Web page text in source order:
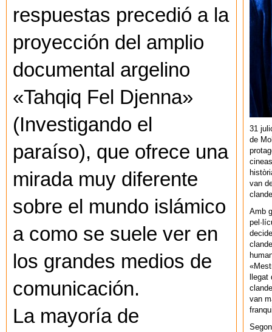
respuestas precedió a la
proyección del amplio
documental argelino
«Tahqiq Fel Djenna»
(Investigando el
paraíso), que ofrece una
mirada muy diferente
sobre el mundo islámico
a como se suele ver en
los grandes medios de
comunicación.
La mayoría de
31
de
van
Amb
van